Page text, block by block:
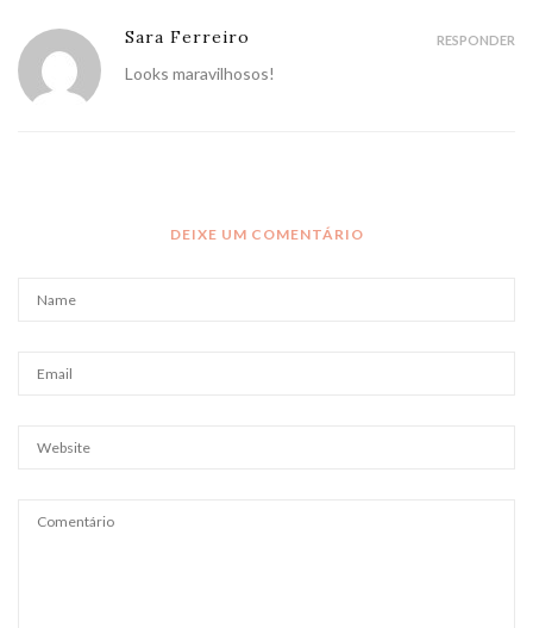
Sara Ferreiro
Looks maravilhosos!
RESPONDER
DEIXE UM COMENTÁRIO